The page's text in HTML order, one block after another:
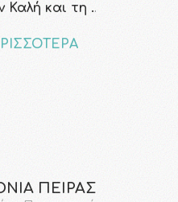
Καλή και τη …
ΠΕΙΡΑΣ